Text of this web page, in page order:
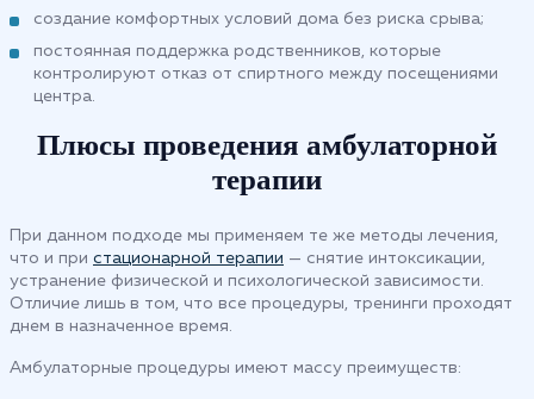
создание комфортных условий дома без риска срыва;
постоянная поддержка родственников, которые
контролируют отказ от спиртного между посещениями
центра.
Плюсы проведения амбулаторной
терапии
При данном подходе мы применяем те же методы лечения,
что и при стационарной терапии — снятие интоксикации,
устранение физической и психологической зависимости.
Отличие лишь в том, что все процедуры, тренинги проходят
днем в назначенное время.
Амбулаторные процедуры имеют массу преимуществ: